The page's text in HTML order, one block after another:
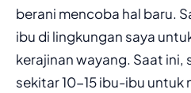
berani mencoba hal baru.
ibu di lingkungan saya
kerajinan wayang. Saat ini,
sekitar 10-15 ibu-ibu untuk